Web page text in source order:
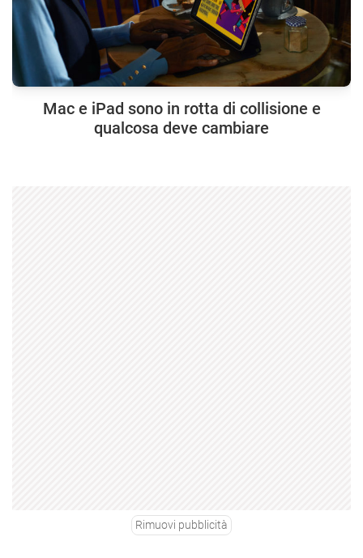
Mac e iPad sono in rotta di collisione e
qualcosa deve cambiare
Rimuovi pubblicità